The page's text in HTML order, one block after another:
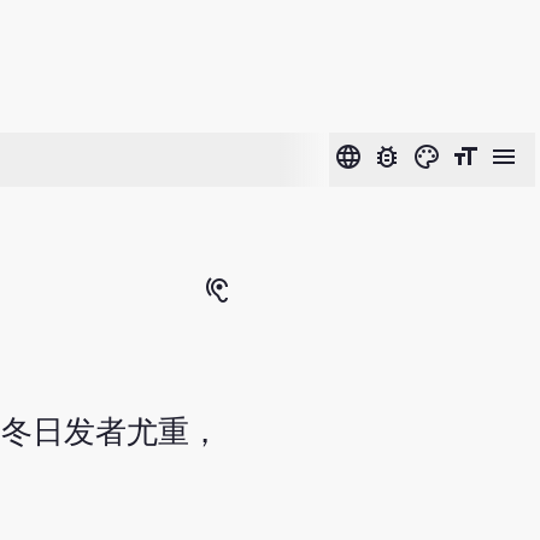
language bug_report color_lens format_size menu
hearing
日发者尤重，